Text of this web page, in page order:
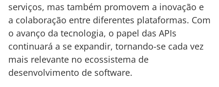
serviços, mas também promovem a inovação e
a colaboração entre diferentes plataformas. Com
o avanço da tecnologia, o papel das APIs
continuará a se expandir, tornando-se cada vez
mais relevante no ecossistema de
desenvolvimento de software.